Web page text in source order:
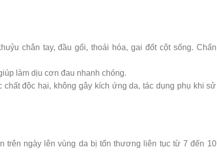
chân tay, đầu gối, thoái hóa, gai đốt cột sống. Chấn
làm dịu cơn đau nhanh chóng.
độc hại, không gây kích ứng da, tác dụng phụ khi sử
trên ngày lên vùng da bị tổn thương liên tục từ 7 đến 10